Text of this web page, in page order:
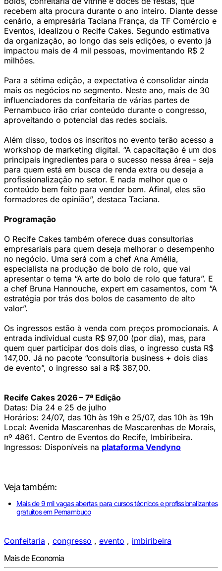
recebem alta procura durante o ano inteiro. Diante desse
cenário, a empresária Taciana França, da TF Comércio e
Eventos, idealizou o Recife Cakes. Segundo estimativa
da organização, ao longo das seis edições, o evento já
impactou mais de 4 mil pessoas, movimentando R$ 2
milhões.
Para a sétima edição, a expectativa é consolidar ainda
mais os negócios no segmento. Neste ano, mais de 30
influenciadores da confeitaria de várias partes de
Pernambuco irão criar conteúdo durante o congresso,
aproveitando o potencial das redes sociais.
Além disso, todos os inscritos no evento terão acesso a
workshop de marketing digital. “A capacitação é um dos
principais ingredientes para o sucesso nessa área - seja
para quem está em busca de renda extra ou deseja a
profissionalização no setor. E nada melhor que o
conteúdo bem feito para vender bem. Afinal, eles são
formadores de opinião”, destaca Taciana.
Programação
O Recife Cakes também oferece duas consultorias
empresariais para quem deseja melhorar o desempenho
no negócio. Uma será com a chef Ana Amélia,
especialista na produção de bolo de rolo, que vai
apresentar o tema “A arte do bolo de rolo que fatura”. E
a chef Bruna Hannouche, expert em casamentos, com “A
estratégia por trás dos bolos de casamento de alto
valor”.
Os ingressos estão à venda com preços promocionais. A
entrada individual custa R$ 97,00 (por dia), mas, para
quem quer participar dos dois dias, o ingresso custa R$
147,00. Já no pacote “consultoria business + dois dias
de evento”, o ingresso sai a R$ 387,00.
Recife Cakes 2026 – 7ª Edição
Datas: Dia 24 e 25 de julho
Horários: 24/07, das 10h às 19h e 25/07, das 10h às 19h
Local: Avenida Mascarenhas de Mascarenhas de Morais,
nº 4861. Centro de Eventos do Recife, Imbiribeira.
Ingressos: Disponíveis na plataforma Vendyno
Veja também:
Mais de 9 mil vagas abertas para cursos técnicos e profissionalizantes
gratuitos em Pernambuco
Confeitaria , congresso , evento , imbiribeira
Mais de Economia